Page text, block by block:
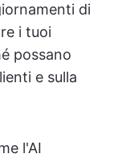
di
i tuoi
possano
e sulla
l'AI